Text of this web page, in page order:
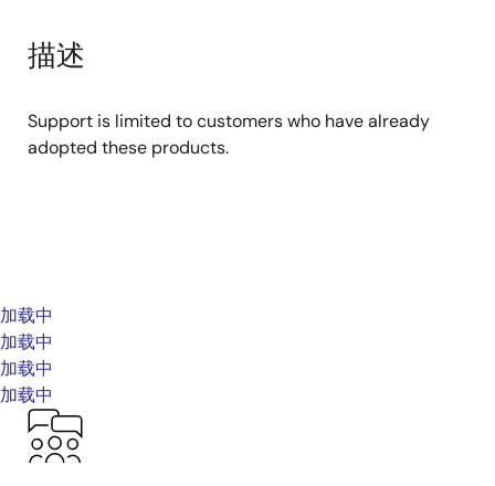
tree
menu
tree
menu
描述
Support is limited to customers who have already
adopted these products.
加载中
加载中
加载中
加载中